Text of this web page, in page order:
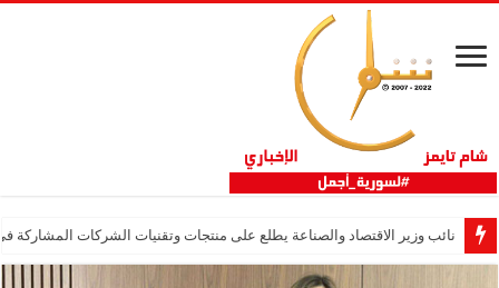
نائب وزير الاقتصاد والصناعة يطلع على منتجات وتقنيات الشركات المشاركة في